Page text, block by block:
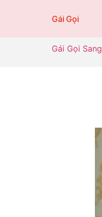
Gái Gọi
Gái Gọi Sang